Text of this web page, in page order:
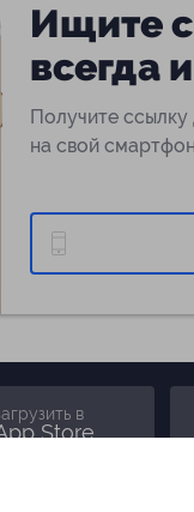
Ищите
всегда
Получите ссылку
на свой смартфон
в
Store